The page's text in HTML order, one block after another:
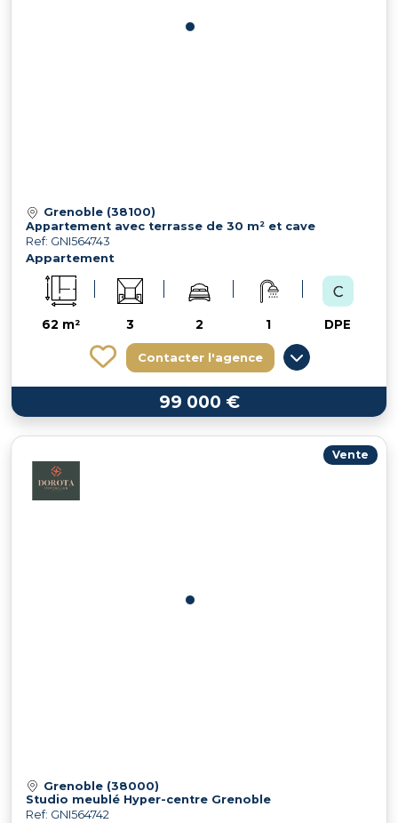
Grenoble (38100)
Appartement avec terrasse de 30 m² et cave
Ref: GNI564743
Appartement
62 m² 3 2 1 DPE
Contacter l'agence
99 000 €
Vente
Grenoble (38000)
Studio meublé Hyper-centre Grenoble
Ref: GNI564742